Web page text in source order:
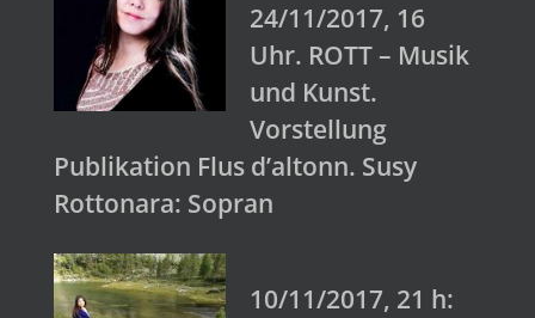
24/11/2017, 16
Uhr. ROTT – Musik
und Kunst.
Vorstellung
Publikation Flus d’altonn. Susy
Rottonara: Sopran
10/11/2017, 21 h: